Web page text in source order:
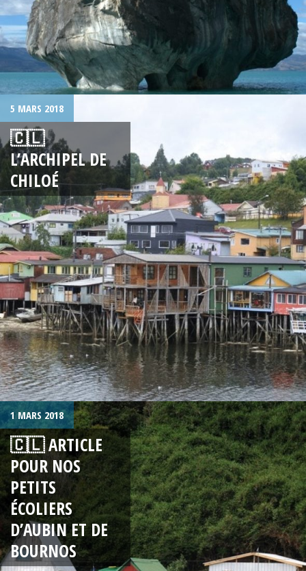
5 MARS 2018
🇨🇱
L’ARCHIPEL DE
CHILOÉ
1 MARS 2018
🇨🇱 ARTICLE
POUR NOS
PETITS
ÉCOLIERS
D’AUBIN ET DE
BOURNOS